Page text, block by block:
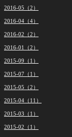
2016-05（2）
2016-04（4）
2016-02（2）
2016-01（2）
2015-09（1）
2015-07（1）
2015-05（2）
2015-04（11）
2015-03（1）
2015-02（1）